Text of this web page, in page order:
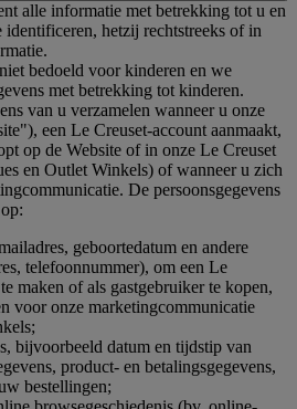
alle informatie met betrekking tot u en
identificeren, hetzij rechtstreeks of in
bedoeld voor kinderen en we
met betrekking tot kinderen.
van u verzamelen wanneer u onze
een Le Creuset-account aanmaakt,
op de Website of in onze Le Creuset
en Outlet Winkels) of wanneer u zich
De persoonsgegevens
geboortedatum en andere
telefoonnummer), om een Le
maken of als gastgebruiker te kopen,
voor onze marketingcommunicatie
bijvoorbeeld datum en tijdstip van
product- en betalingsgegevens,
bestellingen;